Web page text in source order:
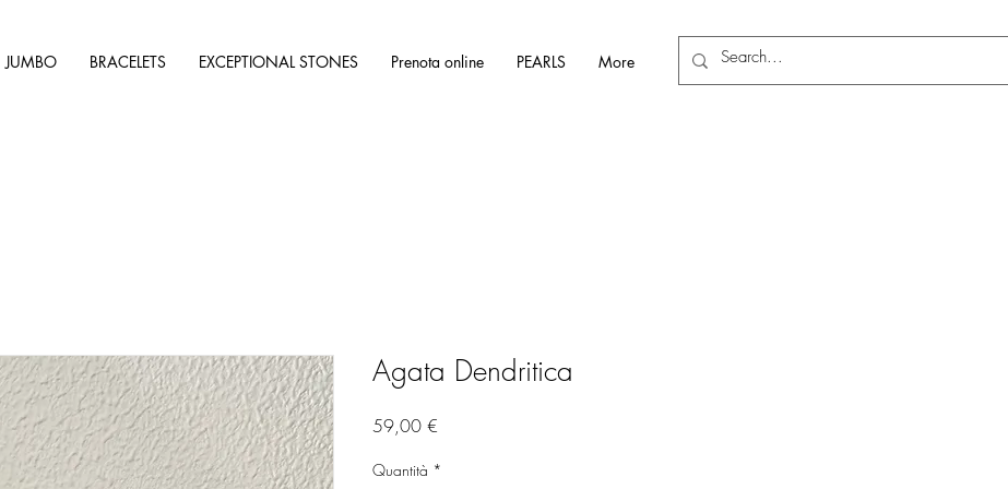
JUMBO BRACELETS EXCEPTIONAL STONES Prenota online PEARLS More
Agata Dendritica
59,00 €
Quantità *